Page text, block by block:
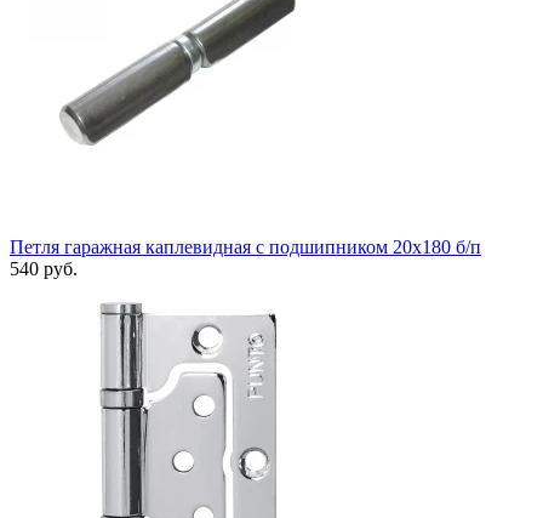
Петля гаражная каплевидная с подшипником 20x180 б/п
540 руб.